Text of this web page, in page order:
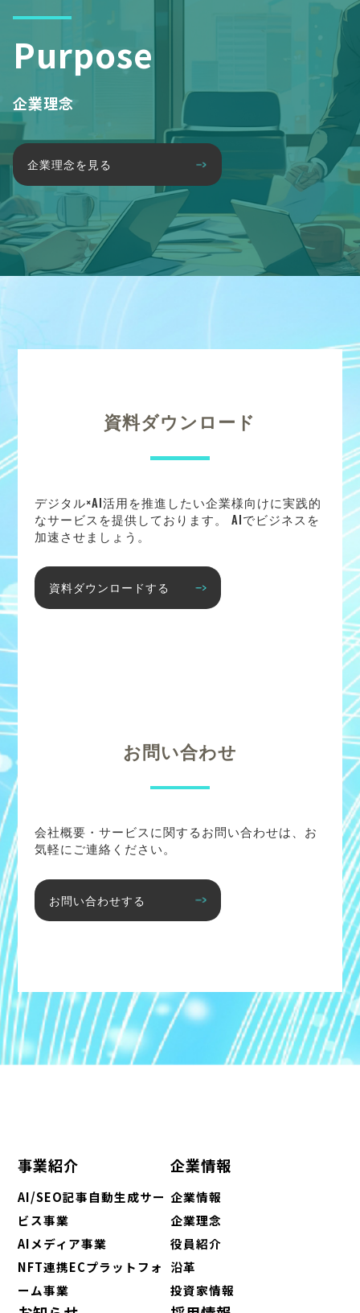
Purpose
企業理念
企業理念を見る
資料ダウンロード
デジタル×AI活用を推進したい企業様向けに実践的
なサービスを提供しております。 AIでビジネスを
加速させましょう。
資料ダウンロードする
お問い合わせ
会社概要・サービスに関するお問い合わせは、お
気軽にご連絡ください。
お問い合わせする
事業紹介
AI/SEO記事自動生成サー
ビス事業
AIメディア事業
NFT連携ECプラットフォ
ーム事業
企業情報
企業情報
企業理念
役員紹介
沿革
投資家情報